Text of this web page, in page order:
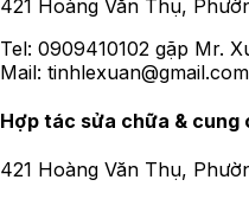
421 Hoàng Văn Thụ,
Tel: 0909410102 gặp Mr.
Mail: tinhlexuan@gmail.com
Hợp tác sửa chữa & cung
421 Hoàng Văn Thụ,